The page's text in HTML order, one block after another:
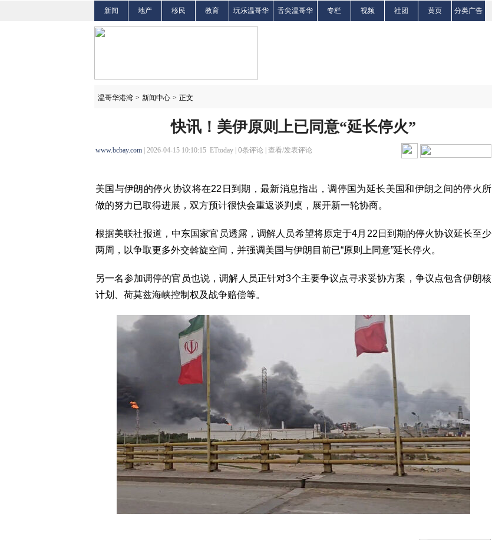
新闻 地产 移民 教育 玩乐温哥华 舌尖温哥华 专栏 视频 社团 黄页 分类广告
温哥华港湾 > 新闻中心 > 正文
快讯！美伊原则上已同意“延长停火”
www.bcbay.com | 2026-04-15 10:10:15 ETtoday | 0条评论 | 查看/发表评论
美国与伊朗的停火协议将在22日到期，最新消息指出，调停国为延长美国和伊朗之间的停火所
做的努力已取得进展，双方预计很快会重返谈判桌，展开新一轮协商。
根据美联社报道，中东国家官员透露，调解人员希望将原定于4月22日到期的停火协议延长至少
两周，以争取更多外交斡旋空间，并强调美国与伊朗目前已“原则上同意”延长停火。
另一名参加调停的官员也说，调解人员正针对3个主要争议点寻求妥协方案，争议点包含伊朗核
计划、荷莫兹海峡控制权及战争赔偿等。